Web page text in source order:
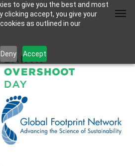
to give you the best and most
clicking accept, you give your
as outlined in our
Deny Accept